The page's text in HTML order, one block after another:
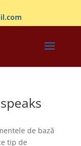
de bază
tip de